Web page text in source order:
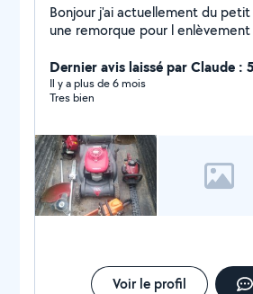
Bonjour j'ai actuellement du
une remorque pour l
vous laisse mon numéro de
Dernier avis laissé par Claude :
Il y a plus de 6 mois
Tres bien
Voir le profil